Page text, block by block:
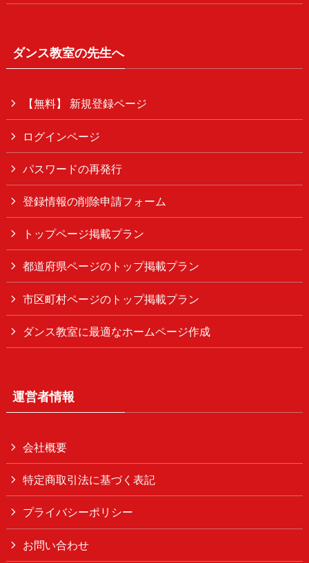
ダンス教室の先生へ
【無料】 新規登録ページ
ログインページ
パスワードの再発行
登録情報の削除申請フォーム
トップページ掲載プラン
都道府県ページのトップ掲載プラン
市区町村ページのトップ掲載プラン
ダンス教室に最適なホームページ作成
運営者情報
会社概要
特定商取引法に基づく表記
プライバシーポリシー
お問い合わせ